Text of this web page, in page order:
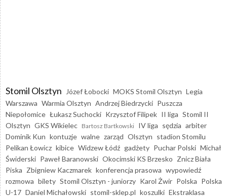
Stomil Olsztyn Józef Łobocki MOKS Stomil Olsztyn Legia
Warszawa Warmia Olsztyn Andrzej Biedrzycki Puszcza
Niepołomice Łukasz Suchocki Krzysztof Filipek II liga Stomil II
Olsztyn GKS Wikielec Bartosz Bartkowski IV liga sędzia arbiter
Dominik Kun kontuzje walne zarząd Olsztyn stadion Stomilu
Pelikan Łowicz kibice Widzew Łódź gadżety Puchar Polski Michał
Świderski Paweł Baranowski Okocimski KS Brzesko Znicz Biała
Piska Zbigniew Kaczmarek konferencja prasowa wypowiedź
rozmowa bilety Stomil Olsztyn - juniorzy Karol Żwir Polska Polska
U-17 Daniel Michałowski stomil-sklep.pl koszulki Ekstraklasa